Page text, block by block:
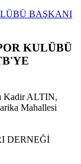
BAŞKANI
KULÜBÜ
Kadir ALTIN,
Mahallesi